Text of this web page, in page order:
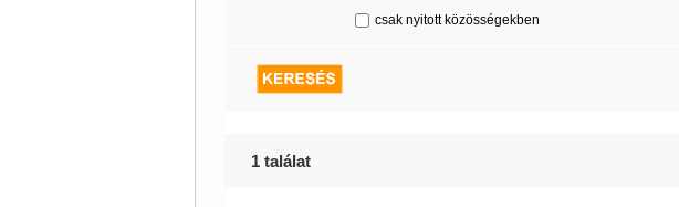
csak nyitott közösségekben
1 találat